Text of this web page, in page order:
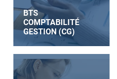
BTS
COMPTABILITÉ
GESTION (CG)